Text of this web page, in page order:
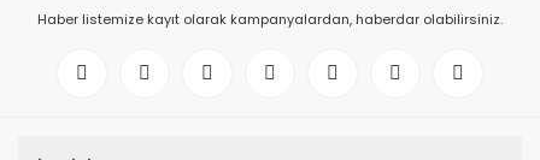
Haber listemize kayıt olarak kampanyalardan, haberdar olabilirsiniz.